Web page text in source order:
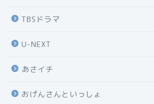
TBSドラマ
U-NEXT
あさイチ
おげんさんといっしょ